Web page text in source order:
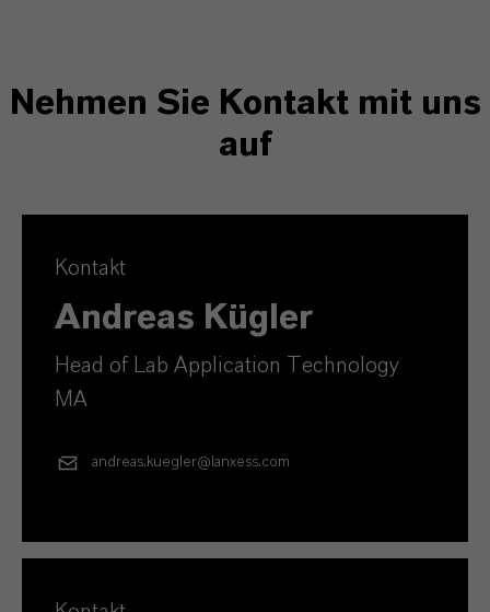
Nehmen Sie Kontakt mit uns
auf
Kontakt
Andreas Kügler
Head of Lab Application Technology
MA
andreas.kuegler@lanxess.com